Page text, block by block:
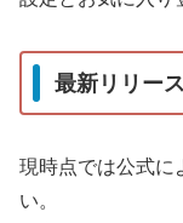
最新リリー
現時点では公式に
い。